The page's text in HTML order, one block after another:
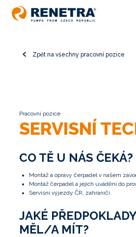
Zpět na všechny pracovní pozice
Pracovní pozice
SERVISNÍ
CO TĚ U NÁS ČEKÁ?
montáž a opravy čerpadel v našem
montáž čerpadel a jejich uvádění do
servisní výjezdy ČR, zahraničí
JAKÉ
MĚL/A MÍT?